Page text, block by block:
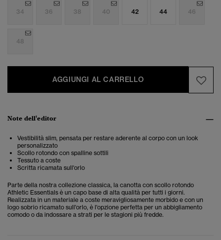
34 36 38 40 42 44 46
48
AGGIUNGI AL CARRELLO
Note dell'editor
Vestibilità slim, pensata per restare aderente al corpo con un look
personalizzato
Scollo rotondo con spalline sottili
Tessuto a coste
Scritta ricamata sull'orlo
Parte della nostra collezione classica, la canotta con scollo rotondo
Athletic Essentials è un capo base di alta qualità per tutti i giorni.
Realizzata in un materiale a coste meravigliosamente morbido e con un
logo sobrio ricamato sull'orlo, è l'opzione perfetta per un abbigliamento
comodo o da indossare a strati per le stagioni più fredde.